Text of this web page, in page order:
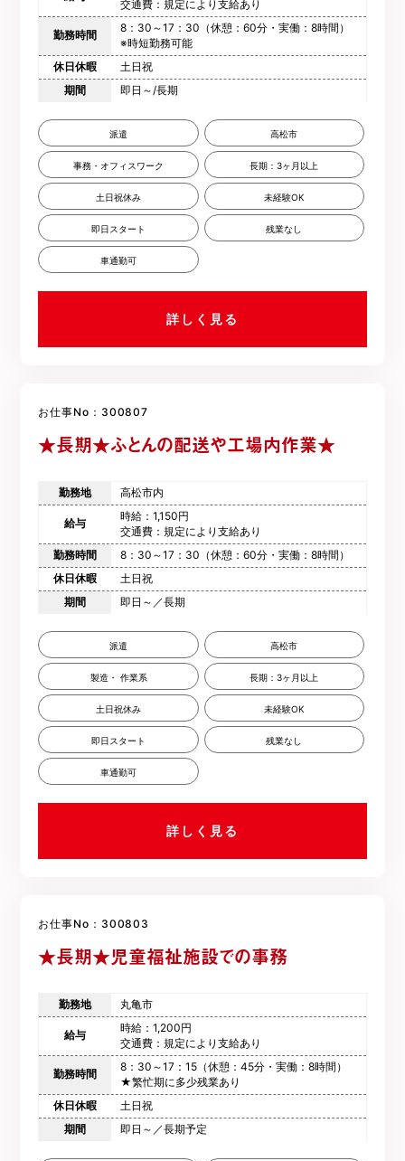
交通費：規定により支給あり
勤務時間
8：30～17：30（休憩：60分・実働：8時間）
※時短勤務可能
休日休暇
土日祝
期間
即日～/長期
派遣 高松市
事務・オフィスワーク 長期：3ヶ月以上
土日祝休み 未経験OK
即日スタート 残業なし
車通勤可
詳しく見る
お仕事No：300807
★長期★ふとんの配送や工場内作業★
勤務地 高松市内
給与
時給：1,150円
交通費：規定により支給あり
勤務時間
8：30～17：30（休憩：60分・実働：8時間）
休日休暇
土日祝
期間
即日～／長期
派遣 高松市
製造・ 作業系 長期：3ヶ月以上
土日祝休み 未経験OK
即日スタート 残業なし
車通勤可
詳しく見る
お仕事No：300803
★長期★児童福祉施設での事務
勤務地 丸亀市
給与
時給：1,200円
交通費：規定により支給あり
勤務時間
8：30～17：15（休憩：45分・実働：8時間）
★繁忙期に多少残業あり
休日休暇
土日祝
期間
即日～／長期予定